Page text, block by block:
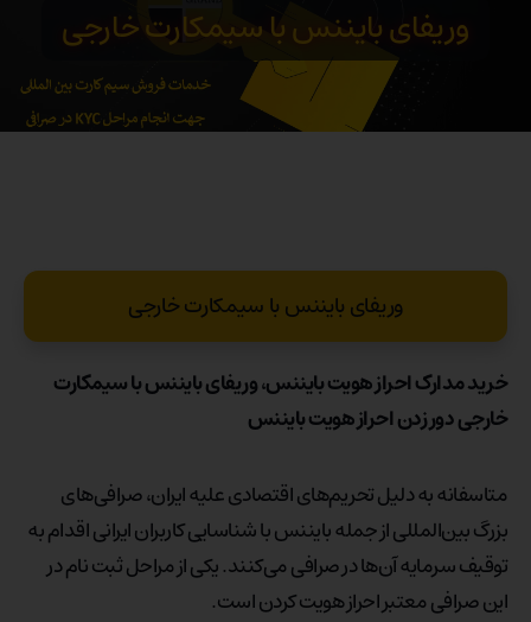
وریفای بایننس با سیمکارت خارجی
وریفای بایننس با سیمکارت خارجی
خرید مدارک احراز هویت بایننس، وریفای بایننس با سیمکارت
خارجی دور زدن احراز هویت بایننس
متاسفانه به دلیل تحریم‌های اقتصادی علیه ایران، صرافی‌های
بزرگ بین‌المللی از جمله بایننس با شناسایی کاربران ایرانی اقدام به
توقیف سرمایه آن‌ها در صرافی می‌کنند. یکی از مراحل ثبت ‌نام در
این صرافی معتبر احراز هویت کردن است.